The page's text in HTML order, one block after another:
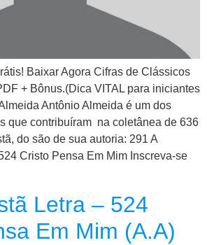
Baixar Agora Cifras de Clássicos
+ Bônus.(Dica VITAL para iniciantes
Antônio Almeida é um dos
que contribuíram na coletânea de 636
do são de sua autoria: 291 A
Cristo Pensa Em Mim Inscreva-se
Letra – 524
Em Mim (A.A)